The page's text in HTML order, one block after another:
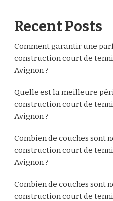
Recent Posts
Comment garantir une
construction court de
Avignon ?
Quelle est la meilleure
construction court de
Avignon ?
Combien de couches sont
construction court de
Avignon ?
Combien de couches sont
construction court de